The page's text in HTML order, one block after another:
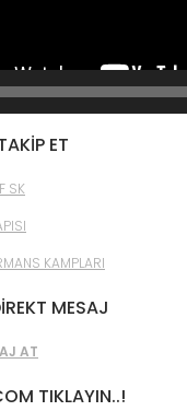
ET
SK
KAMPLARI
MESAJ
AT
TIKLAYIN..!